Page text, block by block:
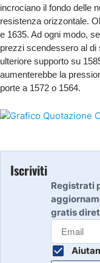
incrociano il fondo delle
resistenza orizzontale.
e 1635. Ad ogni modo,
prezzi scendessero al di
ulteriore supporto su
aumenterebbe la
porte a 1572 o 1564.
Iscriviti
Registrati
gratis